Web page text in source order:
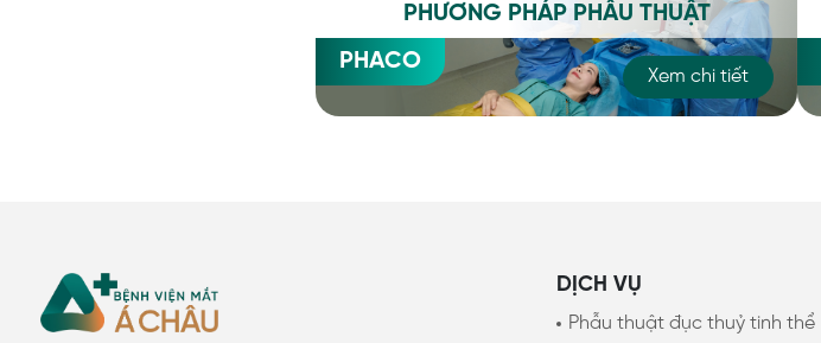
PHƯƠNG PHÁP PHẪU THUẬT
PHACO
Xem chi tiết
DỊCH VỤ
Phẫu thuật đục thuỷ tinh thể